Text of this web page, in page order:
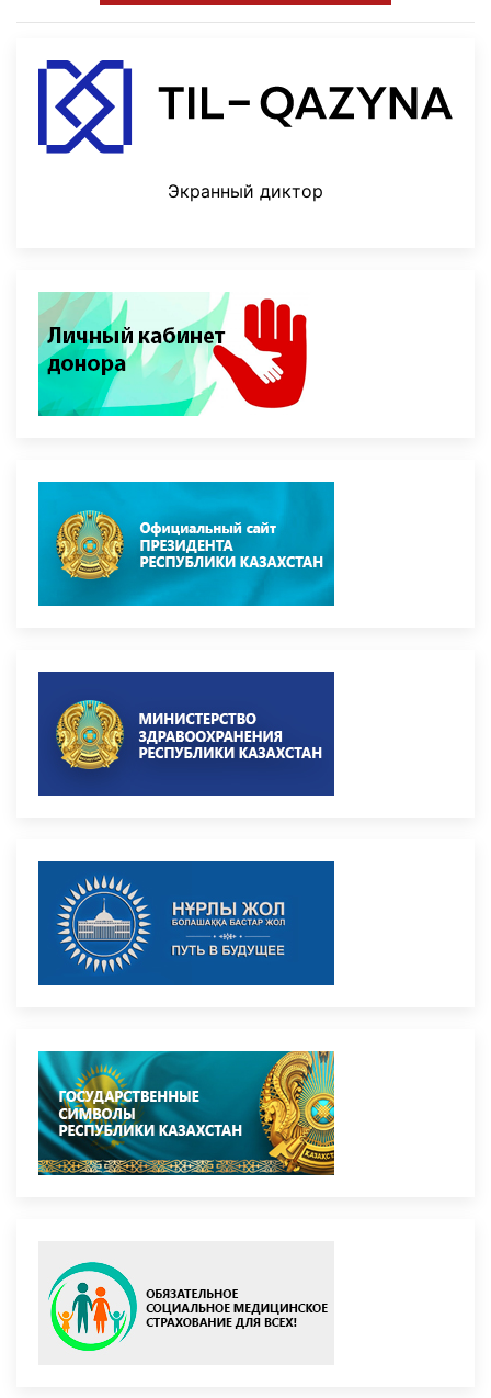
Экранный диктор